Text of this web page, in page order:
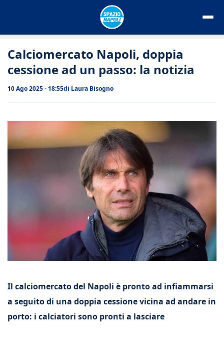
Calciomercato Napoli, doppia
cessione ad un passo: la notizia
10 Ago 2025 - 18:55di Laura Bisogno
Il calciomercato del Napoli è pronto ad infiammarsi
a seguito di una doppia cessione vicina ad andare in
porto: i calciatori sono pronti a lasciare